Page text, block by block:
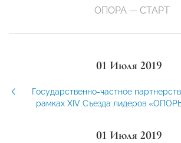
ОПОРА — СТАРТ
01 Июля 2019
Государственно-частное
рамках XIV Съезда лидеров
01 Июля 2019